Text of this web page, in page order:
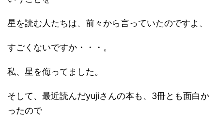
星を読む人たちは、前々から言っていたのですよ、
すごくないですか・・・。
私、星を侮ってました。
そして、最近読んだyujiさんの本も、3冊とも面白か
ったので